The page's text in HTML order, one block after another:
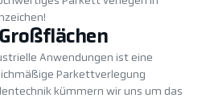
Anwendungen ist eine
Parkettverlegung
kümmern wir uns um das